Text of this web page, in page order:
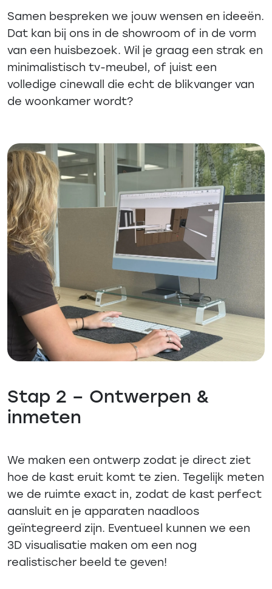
Samen bespreken we jouw wensen en ideeën.
Dat kan bij ons in de showroom of in de vorm
van een huisbezoek. Wil je graag een strak en
minimalistisch tv-meubel, of juist een
volledige cinewall die echt de blikvanger van
de woonkamer wordt?
Stap 2 – Ontwerpen &
inmeten
We maken een ontwerp zodat je direct ziet
hoe de kast eruit komt te zien. Tegelijk meten
we de ruimte exact in, zodat de kast perfect
aansluit en je apparaten naadloos
geïntegreerd zijn. Eventueel kunnen we een
3D visualisatie maken om een nog
realistischer beeld te geven!